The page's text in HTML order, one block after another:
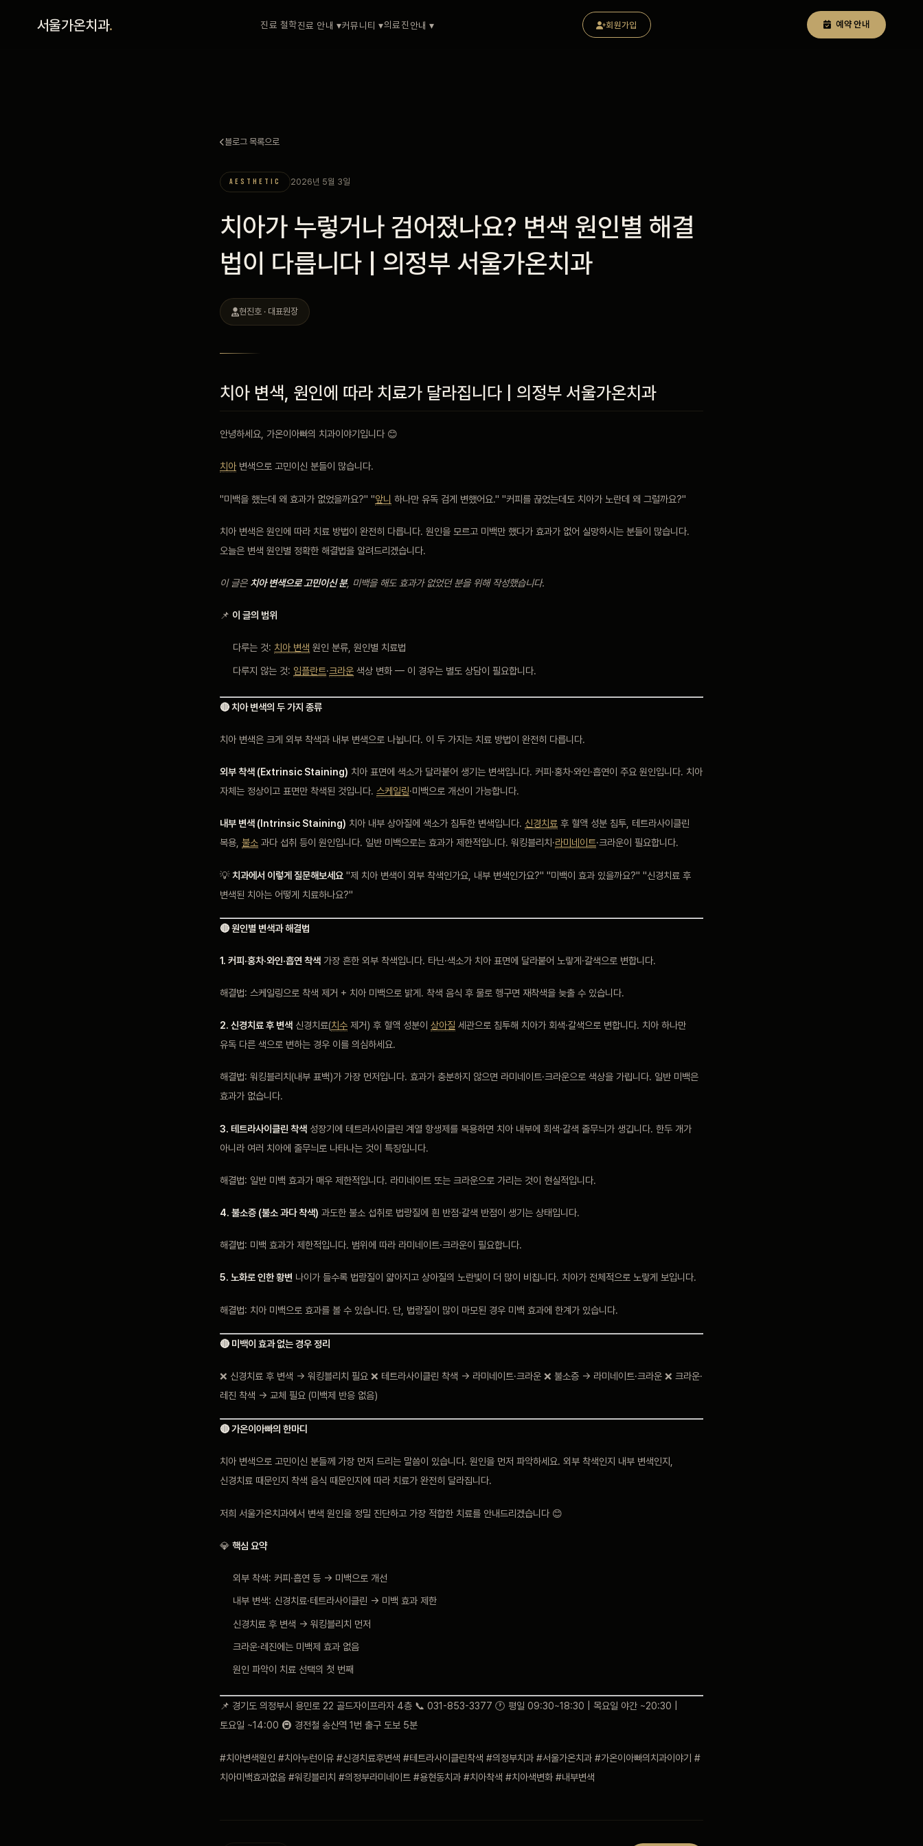
서울가온치과. 진료 철학진료 안내 ▾커뮤니티 ▾의료진 안내 ▾ 회원가입 예약 안내
회원가입 / 로그인
블로그 목록으로
AESTHETIC 2026년 5월 3일
치아가 누렇거나 검어졌나요? 변색 원인별 해결
법이 다릅니다 | 의정부 서울가온치과
현진호 · 대표원장
치아 변색, 원인에 따라 치료가 달라집니다 | 의정부 서울가온치과
안녕하세요, 가온이아빠의 치과이야기입니다 😊
치아 변색으로 고민이신 분들이 많습니다.
"미백을 했는데 왜 효과가 없었을까요?" "앞니 하나만 유독 검게 변했어요." "커피를 끊었는데도 치아가 노란데 왜 그럴까요?"
치아 변색은 원인에 따라 치료 방법이 완전히 다릅니다. 원인을 모르고 미백만 했다가 효과가 없어 실망하시는 분들이 많습니다.
오늘은 변색 원인별 정확한 해결법을 알려드리겠습니다.
이 글은 치아 변색으로 고민이신 분, 미백을 해도 효과가 없었던 분을 위해 작성했습니다.
📌 이 글의 범위
다루는 것: 치아 변색 원인 분류, 원인별 치료법
다루지 않는 것: 임플란트·크라운 색상 변화 — 이 경우는 별도 상담이 필요합니다.
🔴 치아 변색의 두 가지 종류
치아 변색은 크게 외부 착색과 내부 변색으로 나뉩니다. 이 두 가지는 치료 방법이 완전히 다릅니다.
외부 착색 (Extrinsic Staining) 치아 표면에 색소가 달라붙어 생기는 변색입니다. 커피·홍차·와인·흡연이 주요 원인입니다. 치아
자체는 정상이고 표면만 착색된 것입니다. 스케일링·미백으로 개선이 가능합니다.
내부 변색 (Intrinsic Staining) 치아 내부 상아질에 색소가 침투한 변색입니다. 신경치료 후 혈액 성분 침투, 테트라사이클린
복용, 불소 과다 섭취 등이 원인입니다. 일반 미백으로는 효과가 제한적입니다. 워킹블리치·라미네이트·크라운이 필요합니다.
💡치과에서 이렇게 질문해보세요 "제 치아 변색이 외부 착색인가요, 내부 변색인가요?" "미백이 효과 있을까요?" "신경치료 후
변색된 치아는 어떻게 치료하나요?"
🔴 원인별 변색과 해결법
1. 커피·홍차·와인·흡연 착색 가장 흔한 외부 착색입니다. 타닌·색소가 치아 표면에 달라붙어 노랗게·갈색으로 변합니다.
해결법: 스케일링으로 착색 제거 + 치아 미백으로 밝게. 착색 음식 후 물로 헹구면 재착색을 늦출 수 있습니다.
2. 신경치료 후 변색 신경치료(치수 제거) 후 혈액 성분이 상아질 세관으로 침투해 치아가 회색·갈색으로 변합니다. 치아 하나만
유독 다른 색으로 변하는 경우 이를 의심하세요.
해결법: 워킹블리치(내부 표백)가 가장 먼저입니다. 효과가 충분하지 않으면 라미네이트·크라운으로 색상을 가립니다. 일반 미백은
효과가 없습니다.
3. 테트라사이클린 착색 성장기에 테트라사이클린 계열 항생제를 복용하면 치아 내부에 회색·갈색 줄무늬가 생깁니다. 한두 개가
아니라 여러 치아에 줄무늬로 나타나는 것이 특징입니다.
해결법: 일반 미백 효과가 매우 제한적입니다. 라미네이트 또는 크라운으로 가리는 것이 현실적입니다.
4. 불소증 (불소 과다 착색) 과도한 불소 섭취로 법랑질에 흰 반점·갈색 반점이 생기는 상태입니다.
해결법: 미백 효과가 제한적입니다. 범위에 따라 라미네이트·크라운이 필요합니다.
5. 노화로 인한 황변 나이가 들수록 법랑질이 얇아지고 상아질의 노란빛이 더 많이 비칩니다. 치아가 전체적으로 노랗게 보입니다.
해결법: 치아 미백으로 효과를 볼 수 있습니다. 단, 법랑질이 많이 마모된 경우 미백 효과에 한계가 있습니다.
🔴 미백이 효과 없는 경우 정리
❌ 신경치료 후 변색 → 워킹블리치 필요 ❌ 테트라사이클린 착색 → 라미네이트·크라운 ❌ 불소증 → 라미네이트·크라운 ❌ 크라운·
레진 착색 → 교체 필요 (미백제 반응 없음)
🔴 가온이아빠의 한마디
치아 변색으로 고민이신 분들께 가장 먼저 드리는 말씀이 있습니다. 원인을 먼저 파악하세요. 외부 착색인지 내부 변색인지,
신경치료 때문인지 착색 음식 때문인지에 따라 치료가 완전히 달라집니다.
저희 서울가온치과에서 변색 원인을 정밀 진단하고 가장 적합한 치료를 안내드리겠습니다 😊
💎 핵심 요약
외부 착색: 커피·흡연 등 → 미백으로 개선
내부 변색: 신경치료·테트라사이클린 → 미백 효과 제한
신경치료 후 변색 → 워킹블리치 먼저
크라운·레진에는 미백제 효과 없음
원인 파악이 치료 선택의 첫 번째
📌 경기도 의정부시 용민로 22 골드자이프라자 4층 📞 031-853-3377 🕐 평일 09:30~18:30 | 목요일 야간 ~20:30 |
토요일 ~14:00 🚇 경전철 송산역 1번 출구 도보 5분
#치아변색원인 #치아누런이유 #신경치료후변색 #테트라사이클린착색 #의정부치과 #서울가온치과 #가온이아빠의치과이야기 #
치아미백효과없음 #워킹블리치 #의정부라미네이트 #용현동치과 #치아착색 #치아색변화 #내부변색